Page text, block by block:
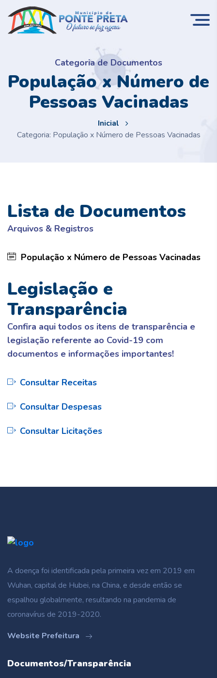
Categoria de Documentos
População x Número de
Pessoas Vacinadas
Inicial
Categoria: População x Número de Pessoas Vacinadas
Lista de Documentos
Arquivos & Registros
População x Número de Pessoas Vacinadas
Legislação e
Transparência
Confira aqui todos os itens de transparência e
legislação referente ao Covid-19 com
documentos e informações importantes!
Consultar Receitas
Consultar Despesas
Consultar Licitações
A doença foi identificada pela primeira vez em 2019 em
Wuhan, capital de Hubei, na China, e desde então se
espalhou globalmente, resultando na pandemia de
coronavírus de 2019-2020.
Website Prefeitura
Documentos/Transparência